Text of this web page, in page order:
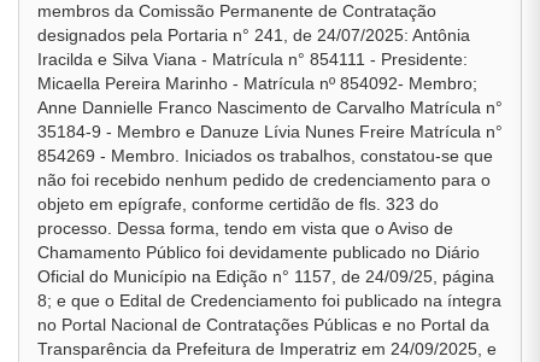
membros da Comissão Permanente de Contratação
designados pela Portaria n° 241, de 24/07/2025: Antônia
Iracilda e Silva Viana - Matrícula n° 854111 - Presidente:
Micaella Pereira Marinho - Matrícula nº 854092- Membro;
Anne Dannielle Franco Nascimento de Carvalho Matrícula n°
35184-9 - Membro e Danuze Lívia Nunes Freire Matrícula n°
854269 - Membro. Iniciados os trabalhos, constatou-se que
não foi recebido nenhum pedido de credenciamento para o
objeto em epígrafe, conforme certidão de fls. 323 do
processo. Dessa forma, tendo em vista que o Aviso de
Chamamento Público foi devidamente publicado no Diário
Oficial do Município na Edição n° 1157, de 24/09/25, página
8; e que o Edital de Credenciamento foi publicado na íntegra
no Portal Nacional de Contratações Públicas e no Portal da
Transparência da Prefeitura de Imperatriz em 24/09/2025, e